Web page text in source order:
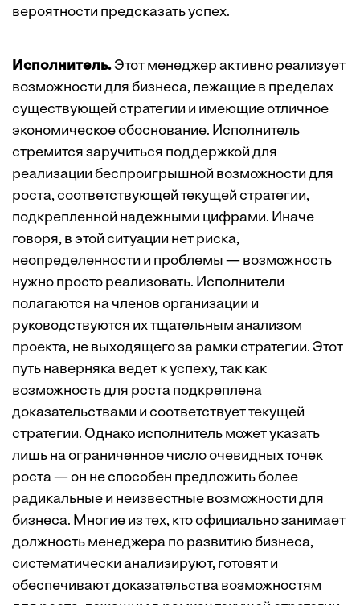
вероятности предсказать успех.
Исполнитель.Этот менеджер активно реализует
возможности для бизнеса, лежащие в пределах
существующей стратегии и имеющие отличное
экономическое обоснование. Исполнитель
стремится заручиться поддержкой для
реализации беспроигрышной возможности для
роста, соответствующей текущей стратегии,
подкрепленной надежными цифрами. Иначе
говоря, в этой ситуации нет риска,
неопределенности и проблемы — возможность
нужно просто реализовать. Исполнители
полагаются на членов организации и
руководствуются их тщательным анализом
проекта, не выходящего за рамки стратегии. Этот
путь наверняка ведет к успеху, так как
возможность для роста подкреплена
доказательствами и соответствует текущей
стратегии. Однако исполнитель может указать
лишь на ограниченное число очевидных точек
роста — он не способен предложить более
радикальные и неизвестные возможности для
бизнеса. Многие из тех, кто официально занимает
должность менеджера по развитию бизнеса,
систематически анализируют, готовят и
обеспечивают доказательства возможностям